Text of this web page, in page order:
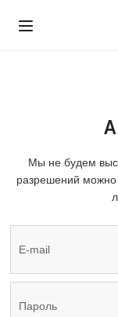
Мы не будем
разрешений можно